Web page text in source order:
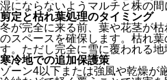
湿にならないようマルチと株の
剪定と枯れ葉処理のタイミング
冬が完全に来る前、葉や花茎が
のスペースを確保します。枯れ
す。ただし完全に雪に覆われる
寒冷地での追加保護策
ゾーン4以下または強風や乾燥が